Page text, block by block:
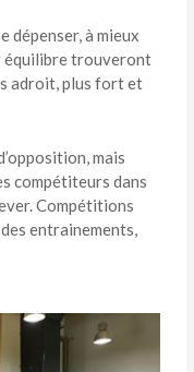
dépenser, à mieux
équilibre trouveront
adroit, plus fort et
mais
compétiteurs dans
Compétitions
entrainements,